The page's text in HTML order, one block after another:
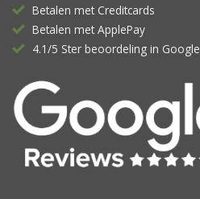
Betalen met Creditcards
Betalen met ApplePay
4.1/5 Ster beoordeling in Google